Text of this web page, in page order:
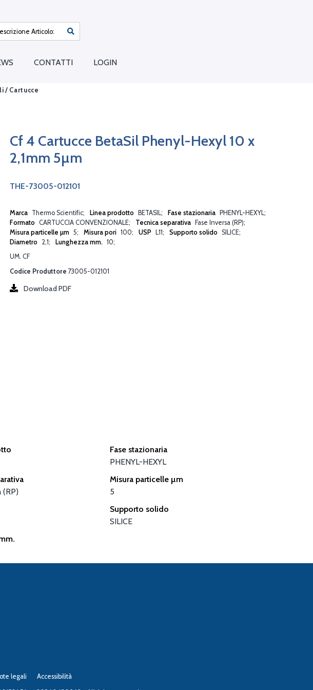
CONTATTI LOGIN
/ Cartucce
Cf 4 Cartucce BetaSil Phenyl-Hexyl 10 x
2,1mm 5µm
THE-73005-012101
Marca Thermo Scientific Linea prodotto BETASIL Fase stazionaria
PHENYL-HEXYL
Formato CARTUCCIA CONVENZIONALE Tecnica separativa
Fase Inversa (RP)
Misura particelle µm 5 Misura pori 100 USP L11 Supporto solido SILICE
Diametro 2,1 Lunghezza mm. 10
UM. CF
Download PDF
Codice Produttore 73005-012101
Fase stazionaria
PHENYL-HEXYL
(RP)
Misura particelle µm
5
Supporto solido
SILICE
legali Accessibilità